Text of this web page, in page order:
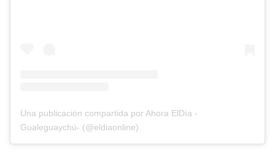
Una publicación compartida por Ahora ElDía -
Gualeguaychú- (@eldiaonline)